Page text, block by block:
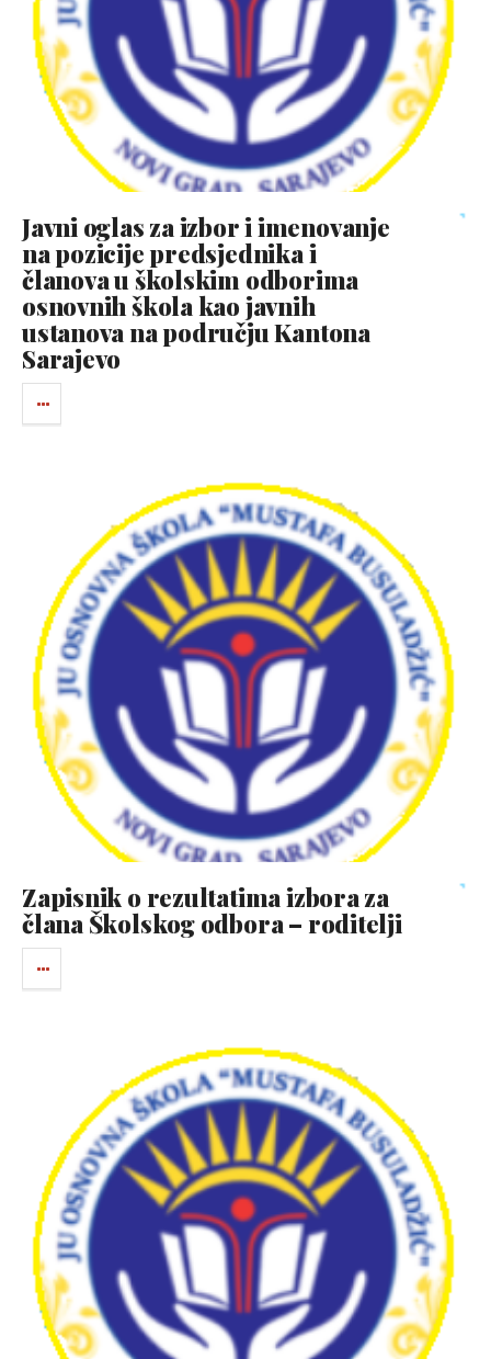
Javni oglas za izbor i imenovanje
na pozicije predsjednika i
članova u školskim odborima
osnovnih škola kao javnih
ustanova na području Kantona
Sarajevo
Zapisnik o rezultatima izbora za
člana Školskog odbora – roditelji